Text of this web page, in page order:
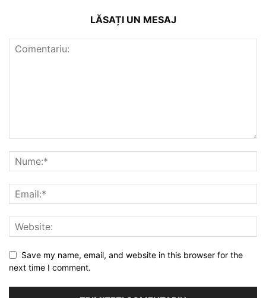
LĂSAȚI UN MESAJ
Save my name, email, and website in this browser for the
next time I comment.